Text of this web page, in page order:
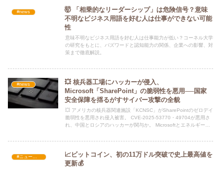
#news
🤯 「相乗的なリーダーシップ」は危険信号？意味
不明なビジネス用語を好む人は仕事ができない可能
性
意味不明なビジネス用語を好む人は仕事能力が低い？コーネル大学
の研究をもとに、バズワードと認知能力の関係、企業への影響、対
策まで徹底解説。
#news
💥 核兵器工場にハッカーが侵入、
Microsoft「SharePoint」の脆弱性を悪用──国家
安全保障を揺るがすサイバー攻撃の全貌
💥 アメリカの核兵器関連施設「KCNSC」がSharePointのゼロデイ
脆弱性を悪用され侵入被害。 CVE-2025-53770・49704が悪用さ
れ、中国とロシアのハッカーが関与か。 Microsoftとエネルギー省
📈ビットコイン、初の11万ドル突破で史上最高値を
更新💰